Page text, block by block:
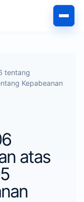
tentang
Kepabeanan
atas